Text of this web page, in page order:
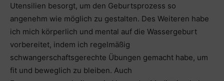
Utensilien besorgt, um den Geburtsprozess so
angenehm wie möglich zu gestalten. Des Weiteren habe
ich mich körperlich und mental auf die Wassergeburt
vorbereitet, indem ich regelmäßig
schwangerschaftsgerechte Übungen gemacht habe, um
fit und beweglich zu bleiben. Auch